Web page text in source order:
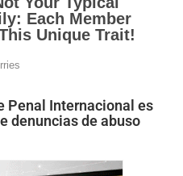
Penal Internacional es
denuncias de abuso